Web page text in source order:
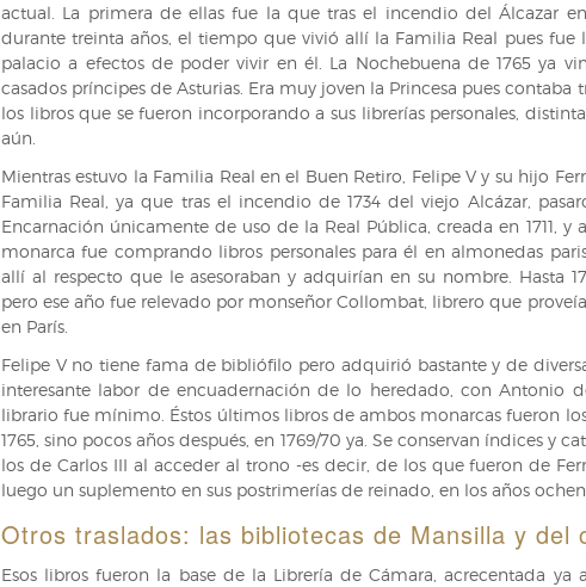
actual. La primera de ellas fue la que tras el incendio del Álcazar
durante treinta años, el tiempo que vivió allí la Familia Real pues
palacio a efectos de poder vivir en él. La Nochebuena de 1765 ya
casados príncipes de Asturias. Era muy joven la Princesa pues contaba
los libros que se fueron incorporando a sus librerías personales,
aún.
Mientras estuvo la Familia Real en el Buen Retiro, Felipe V y su hijo
Familia Real, ya que tras el incendio de 1734 del viejo Alcázar,
Encarnación únicamente de uso de la Real Pública, creada en 1711,
monarca fue comprando libros personales para él en almonedas
allí al respecto que le asesoraban y adquirían en su nombre. Hasta
pero ese año fue relevado por monseñor Collombat, librero que
en París.
Felipe V no tiene fama de bibliófilo pero adquirió bastante y de
interesante labor de encuadernación de lo heredado, con Antonio
librario fue mínimo. Éstos últimos libros de ambos monarcas fueron
1765, sino pocos años después, en 1769/70 ya. Se conservan índices y
los de Carlos III al acceder al trono -es decir, de los que fueron de
luego un suplemento en sus postrimerías de reinado, en los años
Otros traslados: las bibliotecas de Mansilla y del
Esos libros fueron la base de la Librería de Cámara, acrecentada